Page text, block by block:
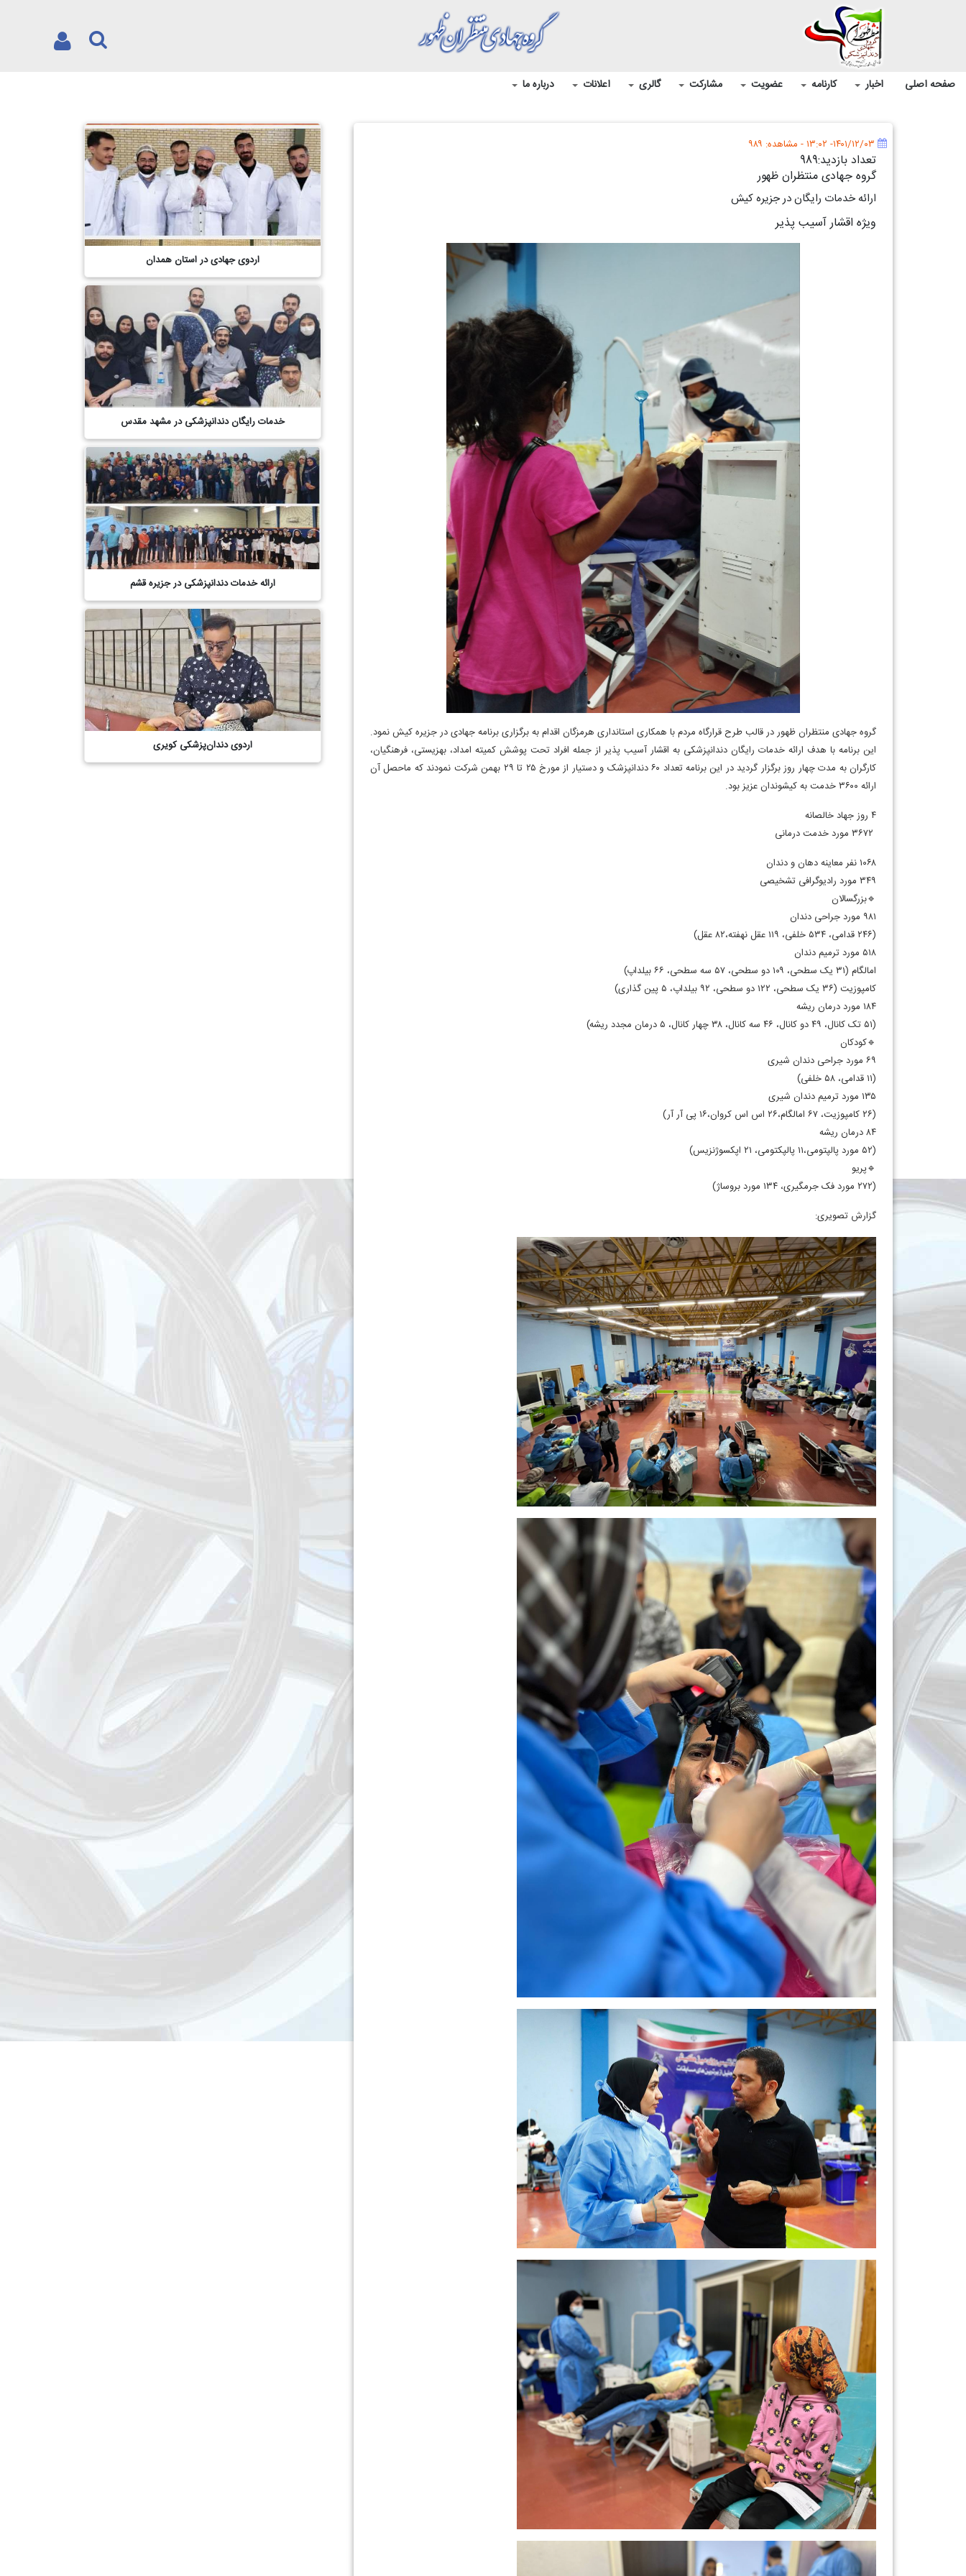
صفحه اصلی اخبار کارنامه عضویت مشارکت گالری اعلانات درباره ما
۱۴۰۱/۱۲/۰۳- ۱۳:۰۲ - مشاهده: ۹۸۹
تعداد بازدید:989
گروه جهادی منتظران ظهور
ارائه خدمات رایگان در جزیره کیش
ویژه اقشار آسیب پذیر
گروه جهادی منتظران ظهور در قالب طرح قرارگاه مردم با همکاری استانداری هرمزگان اقدام به برگزاری برنامه جهادی در جزیره کیش نمود.
این برنامه با هدف ارائه خدمات رایگان دندانپزشکی به اقشار آسیب پذیر از جمله افراد تحت پوشش کمیته امداد، بهزیستی، فرهنگیان،
کارگران به مدت چهار روز برگزار گردید در این برنامه تعداد ۶۰ دندانپزشک و دستیار از مورخ ۲۵ تا ۲۹ بهمن شرکت نمودند که ماحصل آن
ارائه ۳
۶۰۰
خدمت به کیشوندان عزیز بود.
۴ روز جهاد خالصانه
۱۰۶۸ نفر معاینه دهان و دندان
۳۴۹ مورد رادیوگرافی تشخیصی
🔹بزرگسالان
۹۸۱ مورد جراحی دندان
(۲۴۶ قدامی، ۵۳۴ خلفی، ۱۱۹ عقل نهفته،۸۲ عقل)
۵۱۸ مورد ترمیم دندان
امالگام (۳۱ یک سطحی، ۱۰۹ دو سطحی، ۵۷ سه سطحی، ۶۶ بیلداپ)
کامپوزیت (۳۶ یک سطحی، ۱۲۲ دو سطحی، ۹۲ بیلداپ، ۵ پین گذاری)
۱۸۴ مورد درمان ریشه
(۵۱ تک کانال، ۴۹ دو کانال، ۴۶ سه کانال، ۳۸ چهار کانال، ۵ درمان مجدد ریشه)
🔹کودکان
۶۹ مورد جراحی دندان شیری
(۱۱ قدامی، ۵۸ خلفی)
۱۳۵ مورد ترمیم دندان شیری
(۲۶ کامپوزیت، ۶۷ امالگام،۲۶ اس اس کروان،۱۶ پی آر آر)
۸۴ درمان ریشه
(۵۲ مورد پالپتومی،۱۱ پالپکتومی، ۲۱ اپکسوژنزیس)
🔹پریو
(۲۷۲ مورد فک جرمگیری، ۱۳۴ مورد بروساژ)
گزارش تصویری:
اردوی جهادی در استان همدان
خدمات رایگان دندانپزشکی در مشهد مقدس
ارائه خدمات دندانپزشکی در جزیره قشم
اردوی دندان‌پزشکی کویری